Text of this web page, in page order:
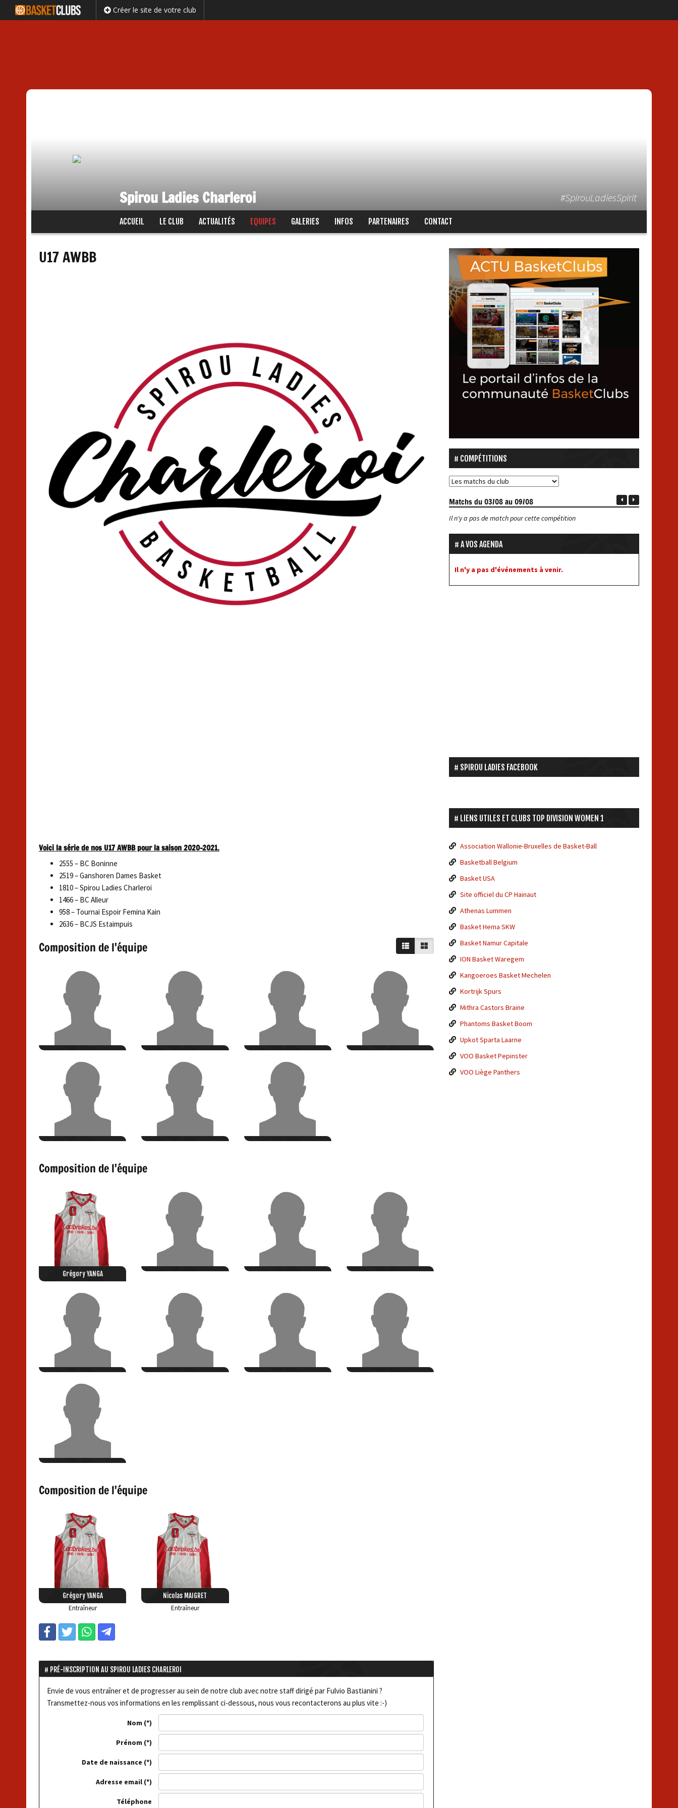
Créer le site de votre club
Spirou Ladies Charleroi #SpirouLadiesSpirit
ACCUEIL LE CLUB ACTUALITÉS EQUIPES GALERIES INFOS PARTENAIRES CONTACT
U17 AWBB
Voici la série de nos U17 AWBB pour la saison 2020-2021.
2555 – BC Boninne
2519 – Ganshoren Dames Basket
1810 – Spirou Ladies Charleroi
1466 – BC Alleur
958 – Tournai Espoir Femina Kain
2636 – BCJS Estaimpuis
Composition de l'équipe
Composition de l'équipe
Grégory YANGA
Composition de l'équipe
Grégory YANGA
Entraîneur
Nicolas MAIGRET
Entraîneur
PRÉ-INSCRIPTION AU SPIROU LADIES CHARLEROI
Envie de vous entraîner et de progresser au sein de notre club avec notre staff dirigé par Fulvio Bastianini ?
Transmettez-nous vos informations en les remplissant ci-dessous, nous vous recontacterons au plus vite :-)
Nom
Prénom
Date de naissance
Adresse email
Téléphone
COMPÉTITIONS
Matchsdu 03/08 au 09/08
Il n'y a pas de match pour cette compétition
A VOS AGENDA
Il n'y a pas d'événements à venir.
SPIROU LADIES FACEBOOK
LIENS UTILES ET CLUBS TOP DIVISION WOMEN 1
Association Wallonie-Bruxelles de Basket-Ball
Basketball Belgium
Basket USA
Site officiel du CP Hainaut
Athenas Lummen
Basket Hema SKW
Basket Namur Capitale
ION Basket Waregem
Kangoeroes Basket Mechelen
Kortrijk Spurs
Mithra Castors Braine
Phantoms Basket Boom
Upkot Sparta Laarne
VOO Basket Pepinster
VOO Liège Panthers